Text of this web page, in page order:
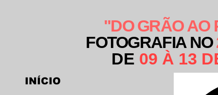
"DO GRÃO AO
FOTOGRAFIA NO
DE 09 À 13
INÍCIO